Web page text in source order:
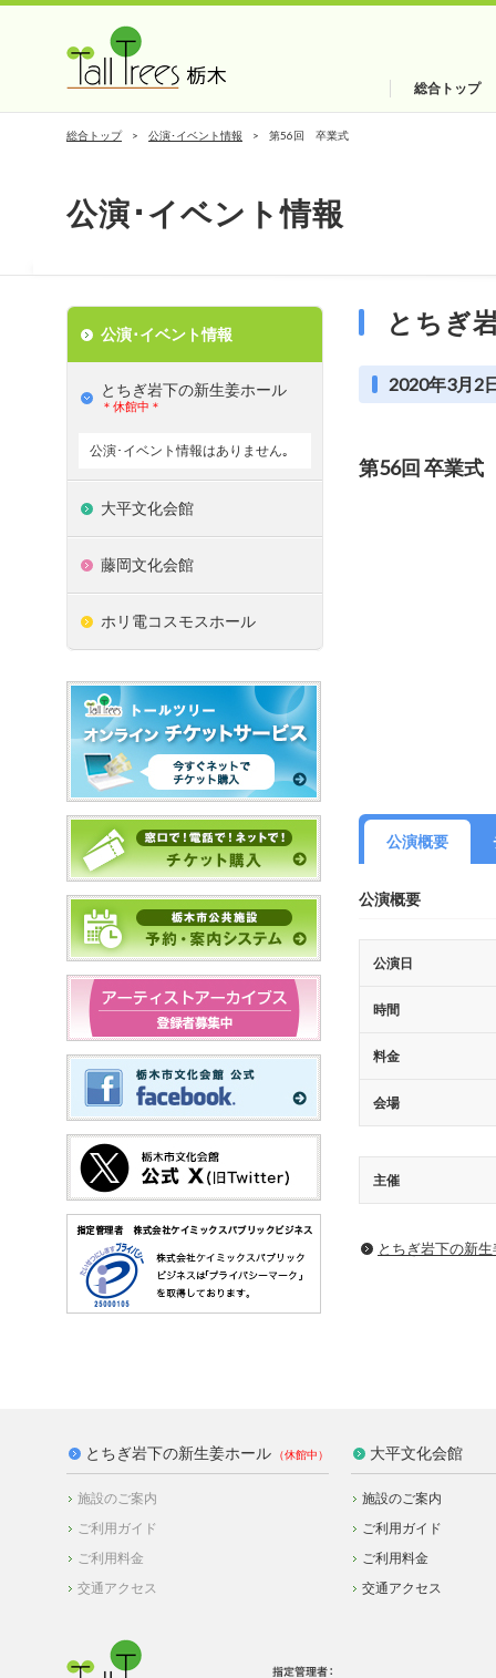
総合トップ
総合トップ 公演･イベント情報 第56回 卒業式
公演･イベント情報
とちぎ
2020年3月2
第56回 卒業式
公演概要
公演概要
公演日
時間
料金
会場
主催
とちぎ岩下の新
公演･イベント情報
とちぎ岩下の新⽣姜ホール
＊休館中＊
公演･イベント情報はありません｡
大平文化会館
藤岡文化会館
ホリ電コスモスホール
とちぎ岩下の新生姜ホール
施設のご案内
ご利用ガイド
ご利用料金
交通アクセス
大平文化会館
施設のご案内
ご利用ガイド
ご利用料金
交通アクセス